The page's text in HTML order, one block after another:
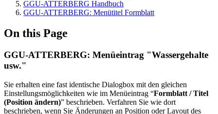
GGU-ATTERBERG Handbuch
GGU-ATTERBERG: Menütitel Formblatt
On this Page
GGU-ATTERBERG: Menüeintrag "Wassergehalte
usw."
Sie erhalten eine fast identische Dialogbox mit den gleichen
Einstellungsmöglichkeiten wie im Menüeintrag “Formblatt / Titel
(Position ändern)” beschrieben. Verfahren Sie wie dort
beschrieben, wenn Sie Änderungen an Position oder Layout des